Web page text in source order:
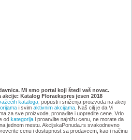
2018
-istekla akcija-
Mi smo portal koji štedi vaš novac.
akcije: Katalog Floraekspres jesen 2018
kataloga, popusti i sniženja proizvoda na akciji
i svim aktivnim akcijama. Naš cilj je da Vi
za sve proizvode, pronađite i uopredite cene. Vrlo
od kategorijai proanđite najnižu cenu, ne morate da
jednom mestu. AkcijskaPonuda.rs svakodnevno
cenu i dostupnost sa prodavcem, kao i načinu